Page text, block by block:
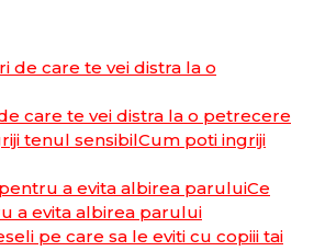
care te vei distra la o petrecere
Cum poti ingriji
Ce
a evita albirea parului